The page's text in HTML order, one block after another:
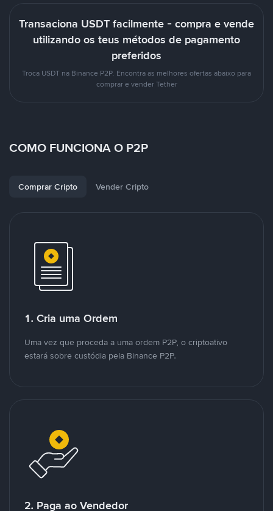
Transaciona USDT facilmente - compra e vende
utilizando os teus métodos de pagamento
preferidos
Troca USDT na Binance P2P. Encontra as melhores ofertas abaixo para
comprar e vender Tether
COMO FUNCIONA O P2P
Comprar Cripto Vender Cripto
1. Cria uma Ordem
Uma vez que proceda a uma ordem P2P, o criptoativo
estará sobre custódia pela Binance P2P.
2. Paga ao Vendedor